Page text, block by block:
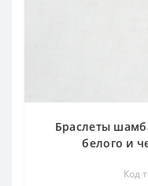
Браслеты
белого и
Код